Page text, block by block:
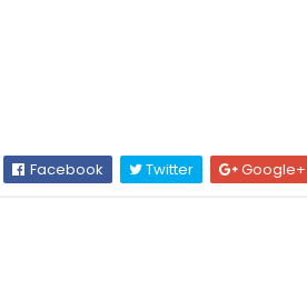
Facebook Twitter Google+